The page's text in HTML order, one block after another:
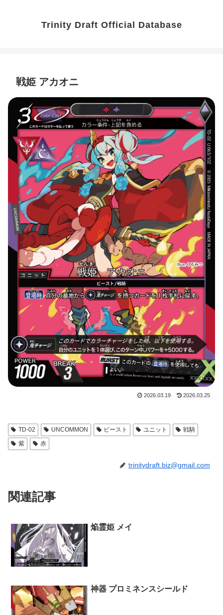
Trinity Draft Official Database
戦姫 アカオニ
2026.03.19 2026.03.25
TD-02 UNCOMMON ビースト ユニット
戦騎
紫
赤
trinitydraft.biz@gmail.com
関連記事
焔霊姫 メイ
神器 プロミネンスシールド